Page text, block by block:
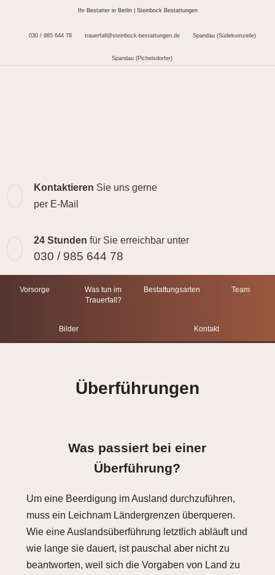
Ihr Bestatter in Berlin | Steinbock Bestattungen
030 / 985 644 78 trauerfall@steinbock-bestattungen.de Spandau (Südekumzeile)
Spandau (Pichelsdorfer)
Kontaktieren Sie uns gerne
per E-Mail
24 Stunden für Sie erreichbar unter
030 / 985 644 78
Vorsorge
Was tun im
Trauerfall?
Bestattungsarten Team
Bilder Kontakt
Überführungen
Was passiert bei einer
Überführung?
Um eine Beerdigung im Ausland durchzuführen,
muss ein Leichnam Ländergrenzen überqueren.
Wie eine Auslandsüberführung letztlich abläuft und
wie lange sie dauert, ist pauschal aber nicht zu
beantworten, weil sich die Vorgaben von Land zu